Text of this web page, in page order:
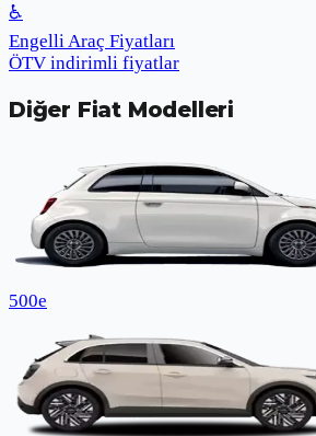
♿
Engelli Araç Fiyatları
ÖTV indirimli fiyatlar
Diğer Fiat Modelleri
500e